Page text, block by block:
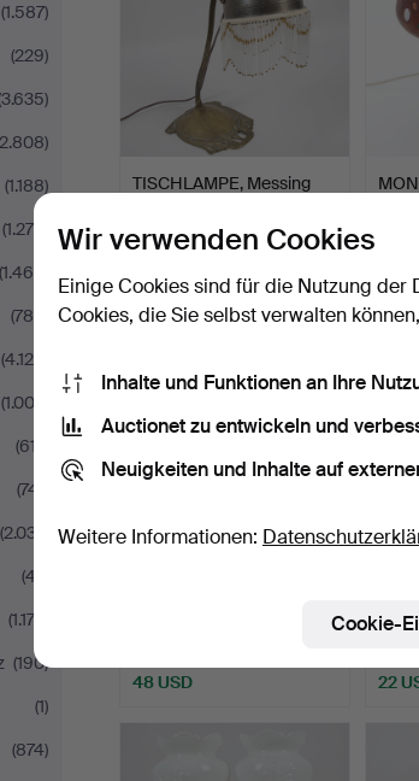
(1.587)
(229)
(1.188)
(1.278)
(1.468)
(788)
(4.126)
(1.003)
(617)
(741)
(2.037)
(47)
(1.172)
(190)
(1)
(874)
TISCHLAMPE, Messing
Beendet 16. Jun 2026
106 USD 139
48 USD 22
Wir verwenden Cookies
Einige Cookies sind für die Nutzung
Cookies, die Sie selbst verwalten
Inhalte und Funktionen an Ihre
Auctionet zu entwickeln und
Neuigkeiten und Inhalte auf
Weitere Informationen:
Cookie-